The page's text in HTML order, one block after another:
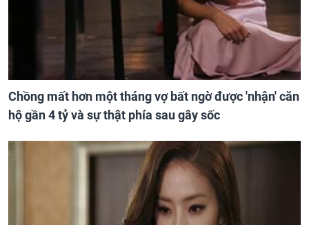
Chồng mất hơn một tháng vợ bất ngờ được 'nhận' căn
hộ gần 4 tỷ và sự thật phía sau gây sốc